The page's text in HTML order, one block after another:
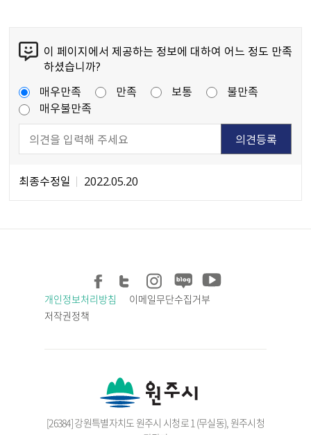
이 페이지에서 제공하는 정보에 대하여 어느 정도 만족
하셨습니까?
매우만족
만족 보통
불만족
매우불만족
최종수정일 2022.05.20
개인정보처리방침
이메일무단수집거부
저작권정책
[26384] 강원특별자치도 원주시 시청로 1 (무실동), 원주시청